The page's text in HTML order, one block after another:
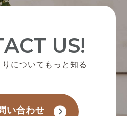
US!
についてもっと知る
い合わせ